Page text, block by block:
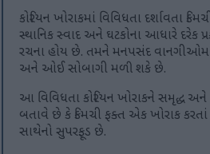
કોરિયન ખોરાકમાં વિવિધતા દર્શાવતા
સ્થાનિક સ્વાદ અને ઘટકોના આધારે દરેક
રચના હોય છે. તમને મનપસંદ
અને ઓઈ સોબાગી મળી શકે છે.
આ વિવિધતા કોરિયન ખોરાકને સમૃદ્ધ
બતાવે છે કે કિમચી ફક્ત એક ખોરાક
સાથેનો સુપરફૂડ છે.